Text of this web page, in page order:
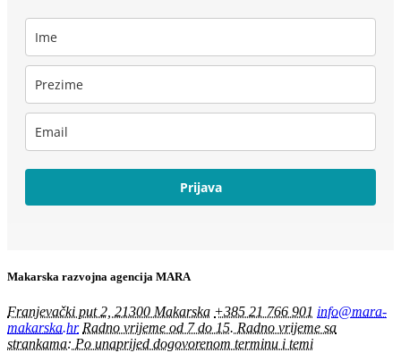
Prijava
Makarska razvojna agencija MARA
Franjevački put 2, 21300 Makarska +385 21 766 901 info@mara-
makarska.hr Radno vrijeme od 7 do 15. Radno vrijeme sa
strankama: Po unaprijed dogovorenom terminu i temi